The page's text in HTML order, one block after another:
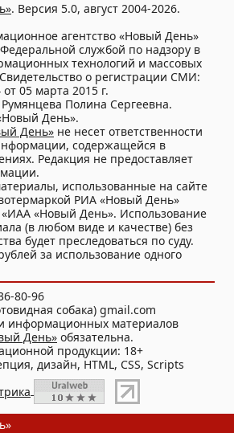
. Версия 5.0, август 2004-2026.
агентство «Новый День»
службой по надзору в
технологий и массовых
о регистрации СМИ:
05 марта 2015 г.
Полина Сергеевна.
День».
День» не несет ответственности
содержащейся в
Редакция не предоставляет
использованные на сайте
РИА «Новый День»
«Новый День». Использование
(в любом виде и качестве) без
будет преследоваться по суду.
за использование одного
80-96
собака) gmail.com
информационных материалов
День» обязательна.
продукции: 18+
дизайн, HTML, CSS, Scripts